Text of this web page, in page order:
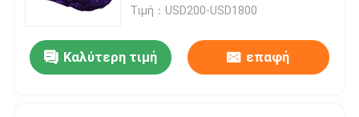
Τιμή：USD200-USD1800
Καλύτερη τιμή επαφή